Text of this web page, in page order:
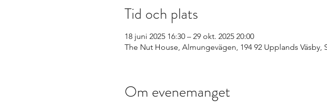
Tid och plats
18 juni 2025 16:30 – 29 okt. 2025 20:00
The Nut House, Almungevägen, 194 92 Upplands Väsby,
Om evenemanget